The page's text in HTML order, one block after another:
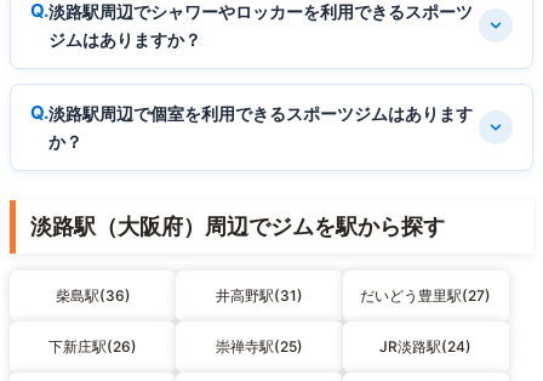
淡路駅周辺でシャワーやロッカーを利用できるスポーツ
ジムはありますか？
淡路駅周辺で個室を利用できるスポーツジムはあります
か？
淡路駅（大阪府）周辺でジムを駅から探す
柴島駅(36) 井高野駅(31) だいどう豊里駅(27)
下新庄駅(26) 崇禅寺駅(25) JR淡路駅(24)